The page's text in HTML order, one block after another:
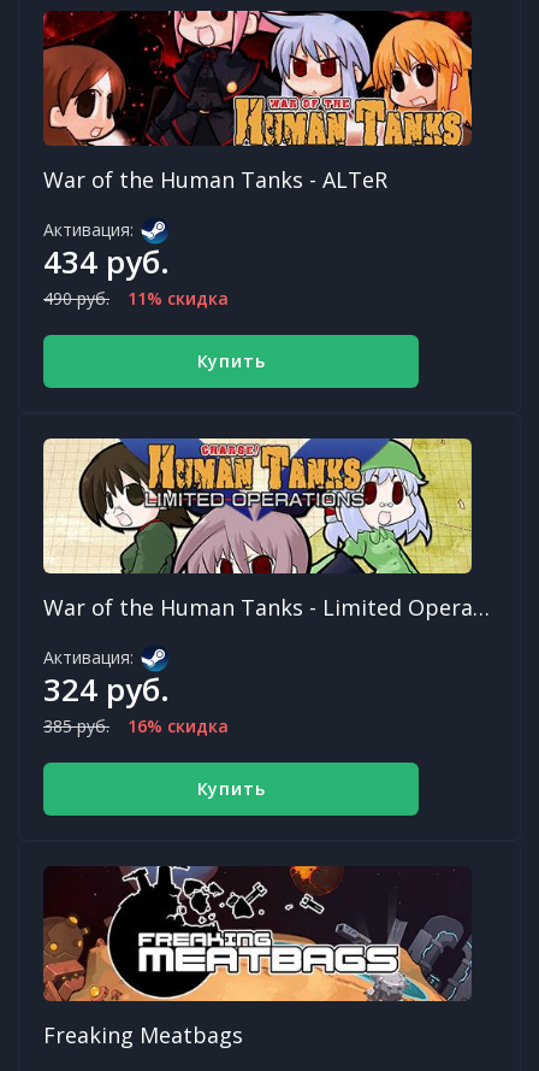
War of the Human Tanks - ALTeR
Активация:
434 руб.
490 руб. 11% скидка
Купить
War of the Human Tanks - Limited Operations
Активация:
324 руб.
385 руб. 16% скидка
Купить
Freaking Meatbags